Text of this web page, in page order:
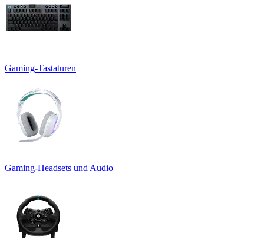
Gaming-Tastaturen
Gaming-Headsets und Audio